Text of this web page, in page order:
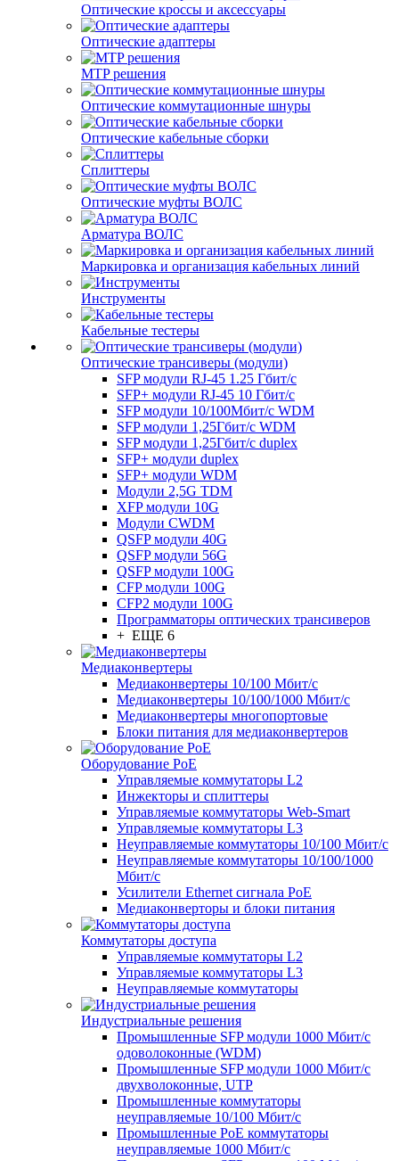
Оптические кроссы и аксессуары
Оптические адаптеры
MTP решения
Оптические коммутационные шнуры
Оптические кабельные сборки
Сплиттеры
Оптические муфты ВОЛС
Арматура ВОЛС
Маркировка и организация кабельных линий
Инструменты
Кабельные тестеры
Оптические трансиверы (модули)
SFP модули RJ-45 1.25 Гбит/c
SFP+ модули RJ-45 10 Гбит/c
SFP модули 10/100Мбит/с WDM
SFP модули 1,25Гбит/с WDM
SFP модули 1,25Гбит/с duplex
SFP+ модули duplex
SFP+ модули WDM
Модули 2,5G TDM
XFP модули 10G
Модули CWDM
QSFP модули 40G
QSFP модули 56G
QSFP модули 100G
CFP модули 100G
CFP2 модули 100G
Программаторы оптических трансиверов
+ ЕЩЕ 6
Медиаконвертеры
Медиаконвертеры 10/100 Мбит/с
Медиаконвертеры 10/100/1000 Мбит/c
Медиаконвертеры многопортовые
Блоки питания для медиаконвертеров
Оборудование PoE
Управляемые коммутаторы L2
Инжекторы и сплиттеры
Управляемые коммутаторы Web-Smart
Управляемые коммутаторы L3
Неуправляемые коммутаторы 10/100 Мбит/с
Неуправляемые коммутаторы 10/100/1000
Мбит/с
Усилители Ethernet сигнала PoE
Медиаконверторы и блоки питания
Коммутаторы доступа
Управляемые коммутаторы L2
Управляемые коммутаторы L3
Неуправляемые коммутаторы
Индустриальные решения
Промышленные SFP модули 1000 Мбит/c
одоволоконные (WDM)
Промышленные SFP модули 1000 Мбит/c
двухволоконные, UTP
Промышленные коммутаторы
неуправляемые 10/100 Мбит/с
Промышленные PoE коммутаторы
неуправляемые 1000 Мбит/с